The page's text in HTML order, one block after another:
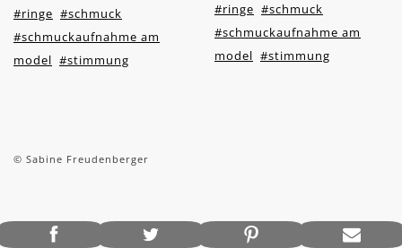
#ringe #schmuck
#schmuckaufnahme am
model #stimmung
#ringe #schmuck
#schmuckaufnahme am
model #stimmung
© Sabine Freudenberger